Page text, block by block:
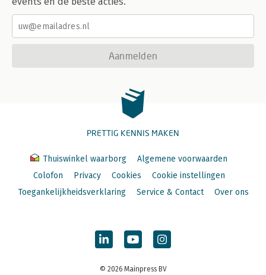
Aanmelden
PRETTIG KENNIS MAKEN
Thuiswinkel waarborg
Algemene voorwaarden
Colofon
Privacy Cookies
Cookie instellingen
Toegankelijkheidsverklaring
Service & Contact Over ons
© 2026 Mainpress BV